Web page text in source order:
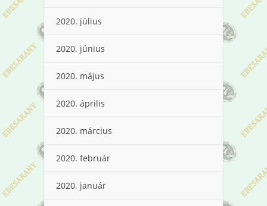
2020. július
2020. június
2020. május
2020. április
2020. március
2020. február
2020. január